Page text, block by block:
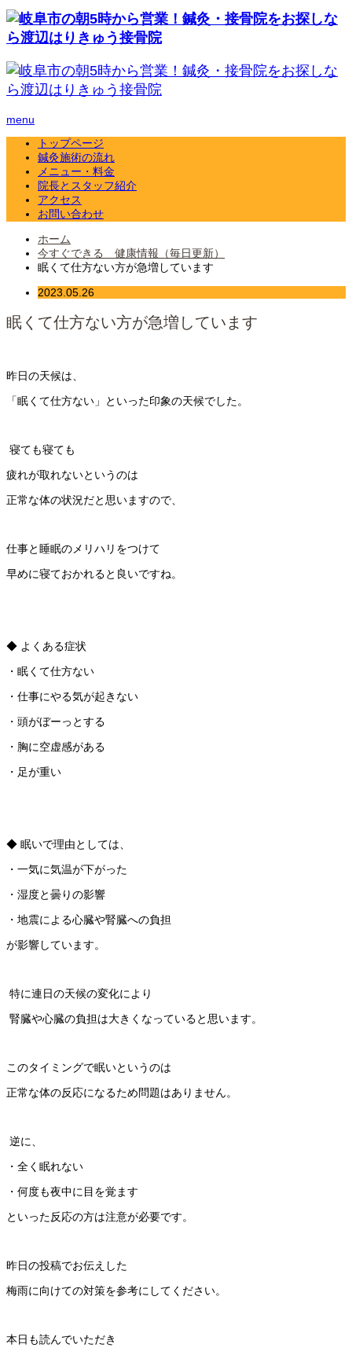
menu
トップページ
鍼灸施術の流れ
メニュー・料金
院長とスタッフ紹介
アクセス
お問い合わせ
ホーム
今すぐできる 健康情報（毎日更新）
眠くて仕方ない方が急増しています
2023.05.26
眠くて仕方ない方が急増しています
昨日の天候は、
「眠くて仕方ない」といった印象の天候でした。
寝ても寝ても
疲れが取れないというのは
正常な体の状況だと思いますので、
仕事と睡眠のメリハリをつけて
早めに寝ておかれると良いですね。
◆ よくある症状
・眠くて仕方ない
・仕事にやる気が起きない
・頭がぼーっとする
・胸に空虚感がある
・足が重い
◆ 眠いで理由としては、
・一気に気温が下がった
・湿度と曇りの影響
・地震による心臓や腎臓への負担
が影響しています。
特に連日の天候の変化により
腎臓や心臓の負担は大きくなっていると思います。
このタイミングで眠いというのは
正常な体の反応になるため問題はありません。
逆に、
・全く眠れない
・何度も夜中に目を覚ます
といった反応の方は注意が必要です。
昨日の投稿でお伝えした
梅雨に向けての対策を参考にしてください。
本日も読んでいただき